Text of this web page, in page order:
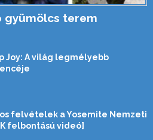
gyümölcs terem
Joy: A világ legmélyebb
felvételek a Yosemite Nemzeti
felbontású videó]